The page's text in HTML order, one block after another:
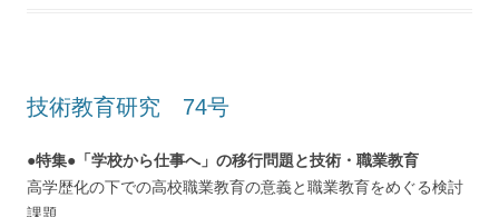
技術教育研究 74号
●特集●「学校から仕事へ」の移行問題と技術・職業教育
高学歴化の下での高校職業教育の意義と職業教育をめぐる検討